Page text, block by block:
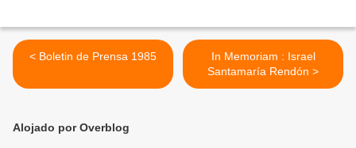
< Boletin de Prensa 1985
In Memoriam : Israel
Santamaría Rendón >
Alojado por Overblog